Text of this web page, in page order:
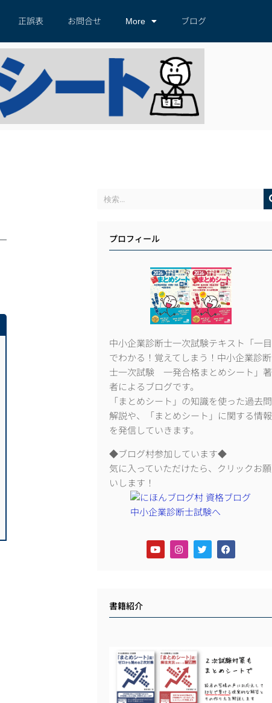
正誤表 お問合せ More ブログ
プロフィール
中小企業診断士一次試験テキスト「一目
でわかる！覚えてしまう！中小企業診断
士一次試験 一発合格まとめシート」著
者によるブログです。
「まとめシート」の知識を使った過去問
解説や、「まとめシート」に関する情報
を発信していきます。
◆ブログ村参加しています◆
気に入っていただけたら、クリックお願
いします！
書籍紹介